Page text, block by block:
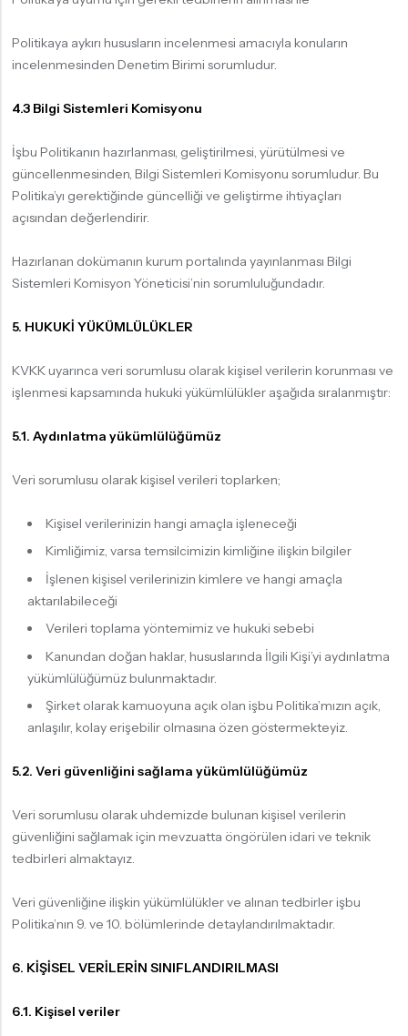
Politikaya aykırı hususların incelenmesi amacıyla konuların
incelenmesinden Denetim Birimi sorumludur.
4.3 Bilgi Sistemleri Komisyonu
İşbu Politikanın hazırlanması, geliştirilmesi, yürütülmesi ve
güncellenmesinden, Bilgi Sistemleri Komisyonu sorumludur. Bu
Politika’yı gerektiğinde güncelliği ve geliştirme ihtiyaçları
açısından değerlendirir.
Hazırlanan dokümanın kurum portalında yayınlanması Bilgi
Sistemleri Komisyon Yöneticisi’nin sorumluluğundadır.
5. HUKUKİ YÜKÜMLÜLÜKLER
KVKK uyarınca veri sorumlusu olarak kişisel verilerin korunması ve
işlenmesi kapsamında hukuki yükümlülükler aşağıda sıralanmıştır:
5.1. Aydınlatma yükümlülüğümüz
Veri sorumlusu olarak kişisel verileri toplarken;
Kişisel verilerinizin hangi amaçla işleneceği
Kimliğimiz, varsa temsilcimizin kimliğine ilişkin bilgiler
İşlenen kişisel verilerinizin kimlere ve hangi amaçla
aktarılabileceği
Verileri toplama yöntemimiz ve hukuki sebebi
Kanundan doğan haklar, hususlarında İlgili Kişi’yi aydınlatma
yükümlülüğümüz bulunmaktadır.
Şirket olarak kamuoyuna açık olan işbu Politika’mızın açık,
anlaşılır, kolay erişebilir olmasına özen göstermekteyiz.
5.2. Veri güvenliğini sağlama yükümlülüğümüz
Veri sorumlusu olarak uhdemizde bulunan kişisel verilerin
güvenliğini sağlamak için mevzuatta öngörülen idari ve teknik
tedbirleri almaktayız.
Veri güvenliğine ilişkin yükümlülükler ve alınan tedbirler işbu
Politika’nın 9. ve 10. bölümlerinde detaylandırılmaktadır.
6. KİŞİSEL VERİLERİN SINIFLANDIRILMASI
6.1. Kişisel veriler